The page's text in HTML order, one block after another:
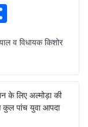
ar
व विधायक किशोर
के लिए अल्मोड़ा की
कुल पांच युवा आपदा